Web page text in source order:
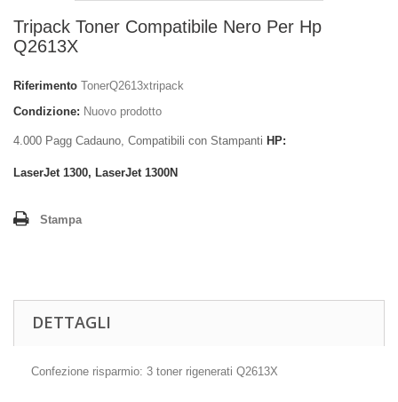
Tripack Toner Compatibile Nero Per Hp
Q2613X
Riferimento TonerQ2613xtripack
Condizione: Nuovo prodotto
4.000 Pagg Cadauno, Compatibili con Stampanti HP:
LaserJet 1300, LaserJet 1300N
Stampa
DETTAGLI
Confezione risparmio: 3 toner rigenerati Q2613X